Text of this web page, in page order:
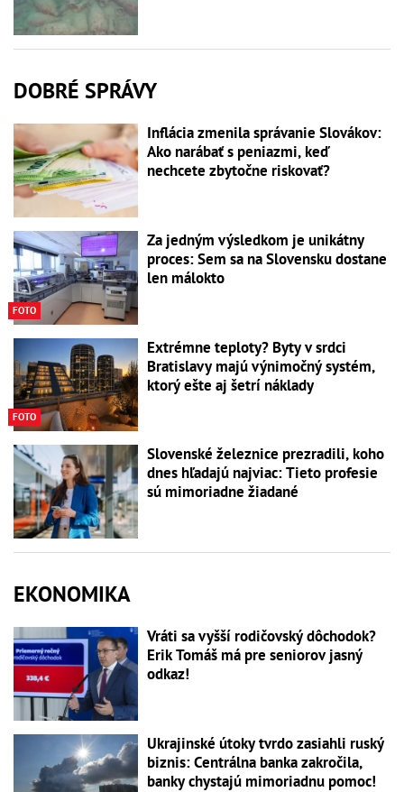
DOBRÉ SPRÁVY
Inflácia zmenila správanie Slovákov:
Ako narábať s peniazmi, keď
nechcete zbytočne riskovať?
FOTO
Za jedným výsledkom je unikátny
proces: Sem sa na Slovensku dostane
len málokto
FOTO
Extrémne teploty? Byty v srdci
Bratislavy majú výnimočný systém,
ktorý ešte aj šetrí náklady
Slovenské železnice prezradili, koho
dnes hľadajú najviac: Tieto profesie
sú mimoriadne žiadané
EKONOMIKA
Vráti sa vyšší rodičovský dôchodok?
Erik Tomáš má pre seniorov jasný
odkaz!
Ukrajinské útoky tvrdo zasiahli ruský
biznis: Centrálna banka zakročila,
banky chystajú mimoriadnu pomoc!